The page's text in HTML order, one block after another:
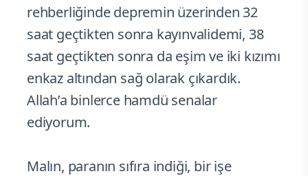
rehberliğinde depremin üzerinden 32
saat geçtikten sonra kayınvalidemi, 38
saat geçtikten sonra da eşim ve iki kızımı
enkaz altından sağ olarak çıkardık.
Allah’a binlerce hamdü senalar
ediyorum.
Malın, paranın sıfıra indiği, bir işe